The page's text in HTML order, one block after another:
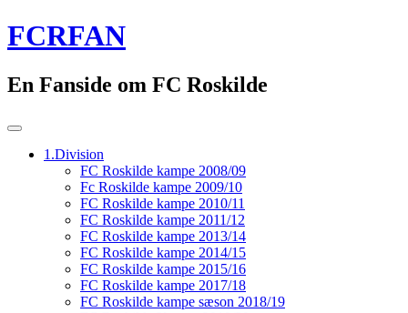
Skip
to
FCRFAN
En Fanside om FC Roskilde
1.Division
FC Roskilde kampe 2008/09
Fc Roskilde kampe 2009/10
FC Roskilde kampe 2010/11
FC Roskilde kampe 2011/12
FC Roskilde kampe 2013/14
FC Roskilde kampe 2014/15
FC Roskilde kampe 2015/16
FC Roskilde kampe 2017/18
FC Roskilde kampe sæson 2018/19